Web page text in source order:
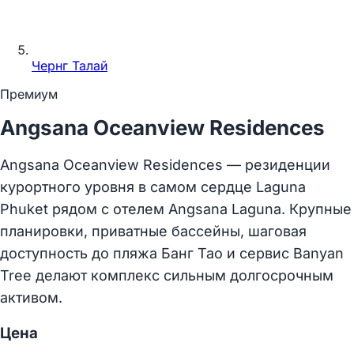
Чернг Талай
Премиум
Angsana Oceanview Residences
Angsana Oceanview Residences — резиденции
курортного уровня в самом сердце Laguna
Phuket рядом с отелем Angsana Laguna. Крупные
планировки, приватные бассейны, шаговая
доступность до пляжа Банг Тао и сервис Banyan
Tree делают комплекс сильным долгосрочным
активом.
Цена